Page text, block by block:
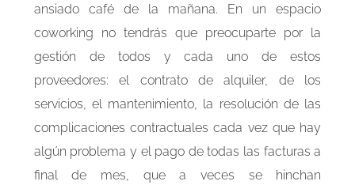
ansiado café de la mañana. En un espacio
coworking no tendrás que preocuparte por la
gestión de todos y cada uno de estos
proveedores: el contrato de alquiler, de los
servicios, el mantenimiento, la resolución de las
complicaciones contractuales cada vez que hay
algún problema y el pago de todas las facturas a
final de mes, que a veces se hinchan